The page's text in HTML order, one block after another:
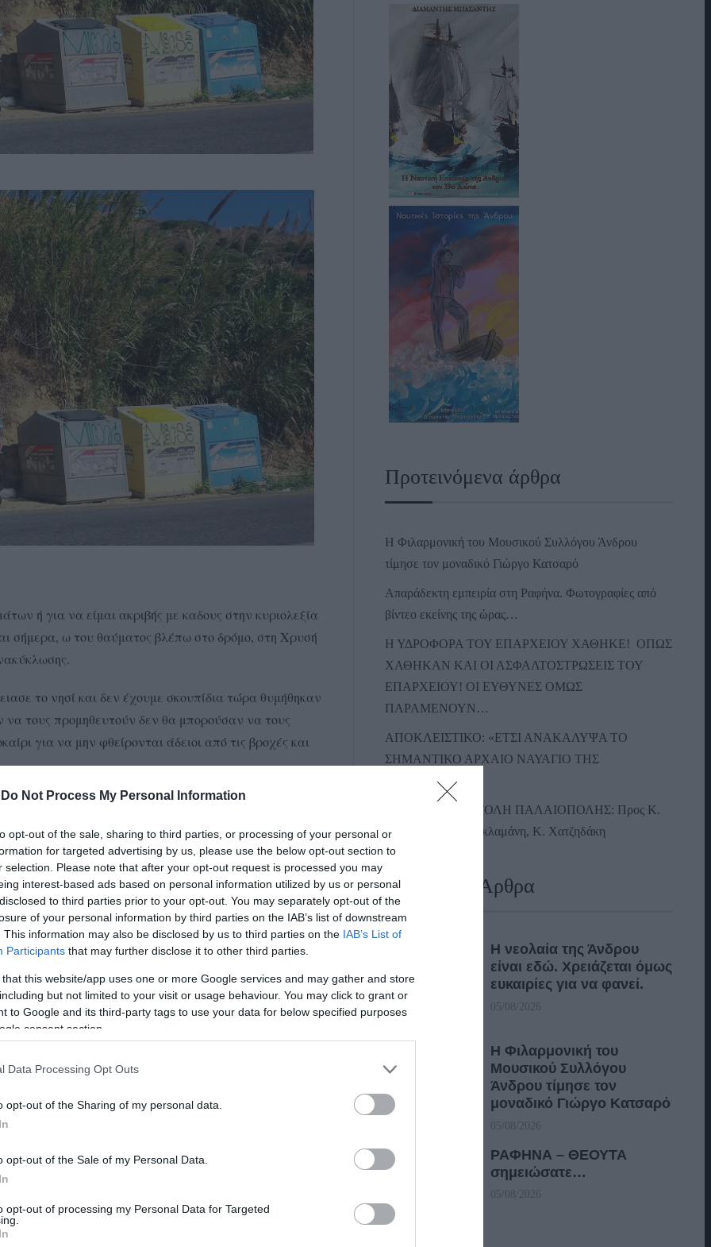
Do Not Process My Personal Information
opt-out of the sale, sharing to third parties, or processing of your personal or
for targeted advertising by us, please use the below opt-out section to
selection. Please note that after your opt-out request is processed you may
interest-based ads based on personal information utilized by us or personal
to third parties prior to your opt-out. You may separately opt-out of the
of your personal information by third parties on the IAB’s list of downstream
This information may also be disclosed by us to third parties on the IAB’s List of
Participants that may further disclose it to other third parties.
that this website/app uses one or more Google services and may gather and store
but not limited to your visit or usage behaviour. You may click to grant or
to Google and its third-party tags to use your data for below specified purposes
consent section.
Data Processing Opt Outs
opt-out of the Sharing of my personal data.
opt-out of the Sale of my Personal Data.
opt-out of processing my Personal Data for Targeted
ή για να είμαι ακριβής με καδους στην κυριολεξία
σήμερα, ω του θαύματος βλέπω στο δρόμο, στη Χρυσή
το νησί και δεν έχουμε σκουπίδια τώρα θυμήθηκαν
τους προμηθευτούν δεν θα μπορούσαν να τους
για να μην φθείρονται άδειοι από τις βροχές και
οι αρμόδιοι αντιδημαρχοι ,Λάσκαρης,Διαμαντής
Προτεινόμενα άρθρα
Η Φιλαρμονική του Μουσικού Συλλόγου Άνδρου
τίμησε τον μοναδικό Γιώργο Κατσαρό
Απαράδεκτη εμπειρία στη Ραφήνα. Φωτογραφίες από
βίντεο εκείνης της ώρας…
Η ΥΔΡΟΦΟΡΑ ΤΟΥ ΕΠΑΡΧΕΙΟΥ ΧΑΘΗΚΕ! ΟΠΩΣ
ΧΑΘΗΚΑΝ ΚΑΙ ΟΙ ΑΣΦΑΛΤΟΣΤΡΩΣΕΙΣ ΤΟΥ
ΕΠΑΡΧΕΙΟΥ! ΟΙ ΕΥΘΥΝΕΣ ΟΜΩΣ
ΠΑΡΑΜΕΝΟΥΝ…
ΑΠΟΚΛΕΙΣΤΙΚΟ: «ΕΤΣΙ ΑΝΑΚΑΛΥΨΑ ΤΟ
ΣΗΜΑΝΤΙΚΟ ΑΡΧΑΙΟ ΝΑΥΑΓΙΟ ΤΗΣ
ΑΝΔΡΟΥ!…»
ΑΝΟΙΧΤΗ ΕΠΙΣΤΟΛΗ ΠΑΛΑΙΟΠΟΛΗΣ: Προς K.
Μητσοτάκη, N. Κακλαμάνη, K. Χατζηδάκη
Πρόσφατα Άρθρα
Η νεολαία της Άνδρου
είναι εδώ. Χρειάζεται όμως
ευκαιρίες για να φανεί.
05/08/2026
Η Φιλαρμονική του
Μουσικού Συλλόγου
Άνδρου τίμησε τον
μοναδικό Γιώργο Κατσαρό
05/08/2026
ΡΑΦΗΝΑ – ΘΕΟΥΤΑ
σημειώσατε…
05/08/2026